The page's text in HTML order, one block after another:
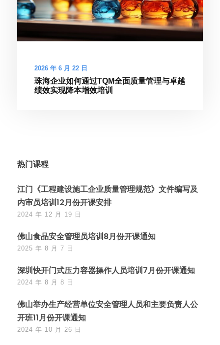
2026 年 6 月 22 日
珠海企业如何通过TQM全面质量管理与卓越
绩效实现降本增效培训
热门课程
江门《工程建设施工企业质量管理规范》文件编写及
内审员培训12月份开课安排
2024 年 12 月 19 日
佛山食品安全管理员培训8月份开课通知
2025 年 8 月 7 日
深圳快开门式压力容器操作人员培训7月份开课通知
2024 年 8 月 8 日
佛山举办生产经营单位安全管理人员和主要负责人公
开班11月份开课通知
2024 年 10 月 26 日